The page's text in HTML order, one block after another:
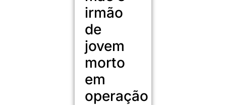
irmão
de
jovem
morto
em
operação